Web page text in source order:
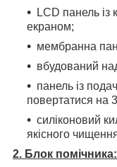
LCD панель
екраном;
мембранна
вбудований
панель із
повертатися на
силіконовий
якісного
2. Блок помічника: